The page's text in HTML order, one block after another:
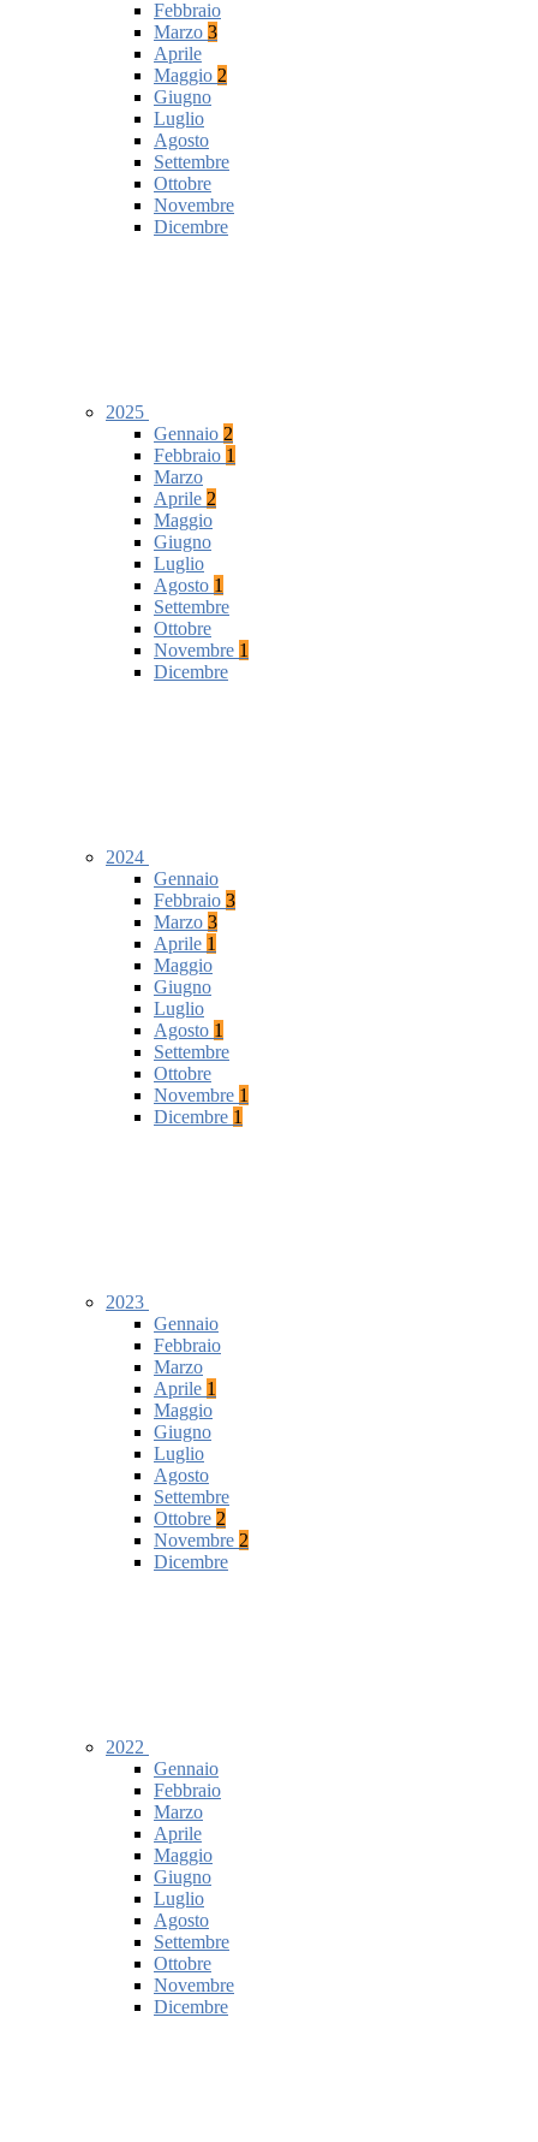
Febbraio
Marzo 3
Aprile
Maggio 2
Giugno
Luglio
Agosto
Settembre
Ottobre
Novembre
Dicembre
2025
Gennaio 2
Febbraio 1
Marzo
Aprile 2
Maggio
Giugno
Luglio
Agosto 1
Settembre
Ottobre
Novembre 1
Dicembre
2024
Gennaio
Febbraio 3
Marzo 3
Aprile 1
Maggio
Giugno
Luglio
Agosto 1
Settembre
Ottobre
Novembre 1
Dicembre 1
2023
Gennaio
Febbraio
Marzo
Aprile 1
Maggio
Giugno
Luglio
Agosto
Settembre
Ottobre 2
Novembre 2
Dicembre
2022
Gennaio
Febbraio
Marzo
Aprile
Maggio
Giugno
Luglio
Agosto
Settembre
Ottobre
Novembre
Dicembre